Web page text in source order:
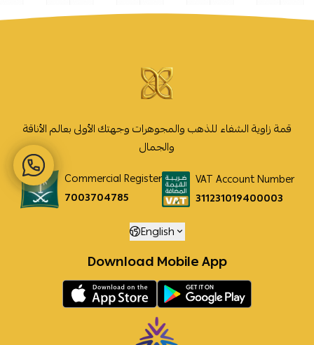
قمة زاوية الشفاء للذهب والمجوهرات وجهتك الأولى بعالم الأناقة
والجمال
Commercial Register
7003704785
VAT Account Number
311231019400003
English
Download Mobile App